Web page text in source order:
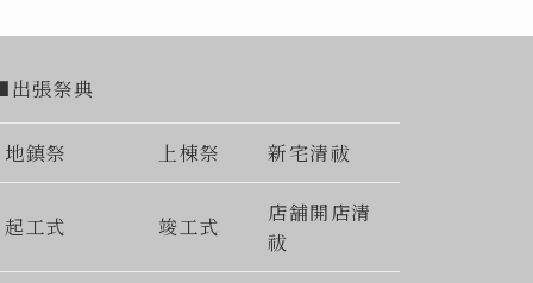
張祭典
地鎮祭 上棟祭 新宅清祓
起工式 竣工式
店舗開店清
祓